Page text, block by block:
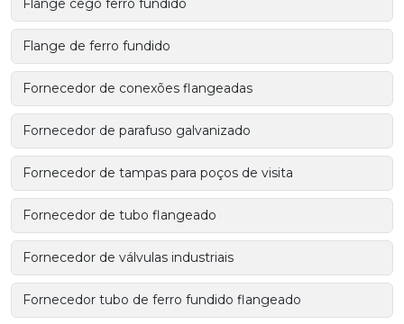
Flange cego ferro fundido
Flange de ferro fundido
Fornecedor de conexões flangeadas
Fornecedor de parafuso galvanizado
Fornecedor de tampas para poços de visita
Fornecedor de tubo flangeado
Fornecedor de válvulas industriais
Fornecedor tubo de ferro fundido flangeado